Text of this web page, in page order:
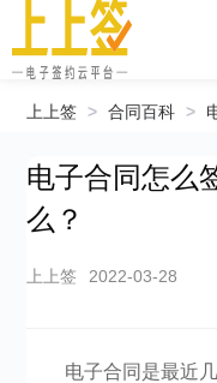
上上签 > 合同百科 >
电子合同怎么
么？
上上签 2022-03-28
电子合同是最近